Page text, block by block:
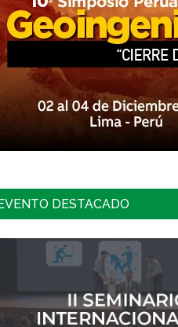
DESTACADO